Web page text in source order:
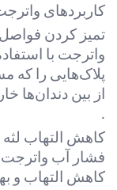
کاربردهای
تمیز کردن فواصل
واترجت با
پلاک‌هایی را که
از بین دندان‌ها
.
کاهش التهاب لثه
فشار آب واترجت
کاهش التهاب و